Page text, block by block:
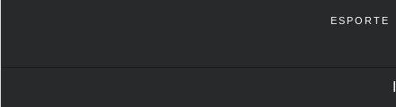
ESPORTE